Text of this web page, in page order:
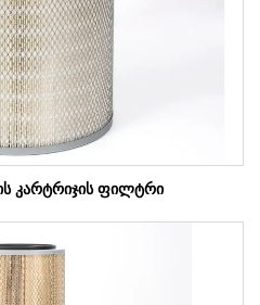
კარტრიჯის ფილტრი